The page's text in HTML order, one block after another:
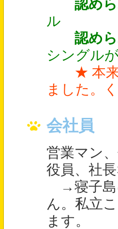
認め
ル
認め
シングル
★ 本
ました。
会社員
営業マン
役員、社
→寝子島
ん。私立
ます。